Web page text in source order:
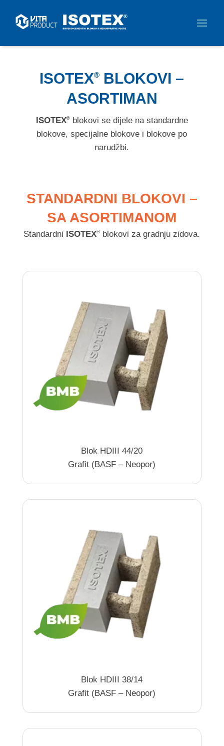
ISOTEX® BLOKOVI –
ASORTIMAN
ISOTEX®blokovi se dijele na standardne
blokove, specijalne blokove i blokove po
narudžbi.
STANDARDNI BLOKOVI –
SA ASORTIMANOM
Standardni ISOTEX® blokovi za gradnju zidova.
Blok HDIII 44/20
Grafit (BASF – Neopor)
Blok HDIII 38/14
Grafit (BASF – Neopor)